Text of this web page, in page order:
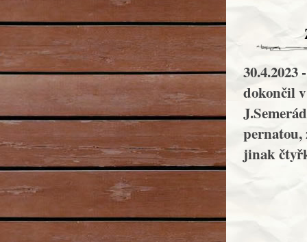
30.4.2023
dokončil v
pernatou,
jinak